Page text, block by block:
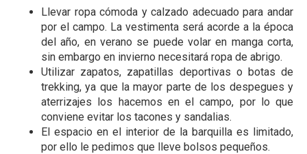
Llevar ropa cómoda y calzado adecuado para andar
por el campo. La vestimenta será acorde a la época
del año, en verano se puede volar en manga corta,
sin embargo en invierno necesitará ropa de abrigo.
Utilizar zapatos, zapatillas deportivas o botas de
trekking, ya que la mayor parte de los despegues y
aterrizajes los hacemos en el campo, por lo que
conviene evitar los tacones y sandalias.
El espacio en el interior de la barquilla es limitado,
por ello le pedimos que lleve bolsos pequeños.